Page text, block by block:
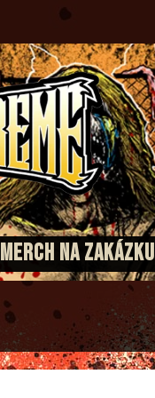
MERCH NA ZAKÁZKU